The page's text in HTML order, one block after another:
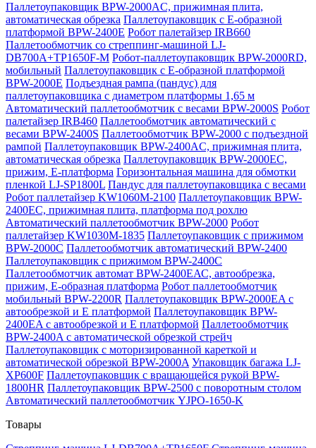
Паллетоупаковщик BPW-2000AC, прижимная плита,
автоматическая обрезка Паллетоупаковщик с Е-образной
платформой BPW-2400E Робот палетайзер IRB660
Паллетообмотчик со стреппинг-машиной LJ-
DB700A+TP1650F-M Робот-паллетоупаковщик BPW-2000RD,
мобильный Паллетоупаковщик с Е-образной платформой
BPW-2000E Подъездная рампа (пандус) для
паллетоупаковщика с диаметром платформы 1,65 м
Автоматический паллетообмотчик с весами BPW-2000S Робот
палетайзер IRB460 Паллетообмотчик автоматический с
весами BPW-2400S Паллетообмотчик BPW-2000 с подъездной
рампой Паллетоупаковщик BPW-2400AC, прижимная плита,
автоматическая обрезка Паллетоупаковщик BPW-2000EC,
прижим, Е-платформа Горизонтальная машина для обмотки
пленкой LJ-SP1800L Пандус для паллетоупаковщика с весами
Робот паллетайзер KW1060M-2100 Паллетоупаковщик BPW-
2400EC, прижимная плита, платформа под рохлю
Автоматический паллетообмотчик BPW-2000 Робот
паллетайзер KW1030M-1835 Паллетоупаковщик с прижимом
BPW-2000C Паллетообмотчик автоматический BPW-2400
Паллетоупаковщик с прижимом BPW-2400C
Паллетообмотчик автомат BPW-2400ЕАС, автообрезка,
прижим, Е-образная платформа Робот паллетообмотчик
мобильный BPW-2200R Паллетоупаковщик BPW-2000EA с
автообрезкой и Е платформой Паллетоупаковщик BPW-
2400EA с автообрезкой и Е платформой Паллетообмотчик
BPW-2400A с автоматической обрезкой стрейч
Паллетоупаковщик с моторизированной кареткой и
автоматической обрезкой BPW-2000A Упаковщик багажа LJ-
XP600F Паллетоупаковщик с вращающейся рукой BPW-
1800HR Паллетоупаковщик BPW-2500 с поворотным столом
Автоматический паллетообмотчик YJPO-1650-K
Товары